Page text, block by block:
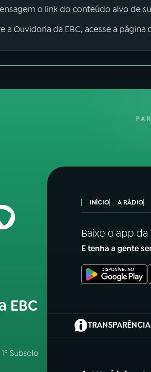
o link do conteúdo alvo de
a Ouvidoria da EBC, acesse a página
EBC
Subsolo
INÍCIO A RÁDIO
Baixe o app
E tenha a gente
TRANSPARÊNCIA
(abre em nova aba)